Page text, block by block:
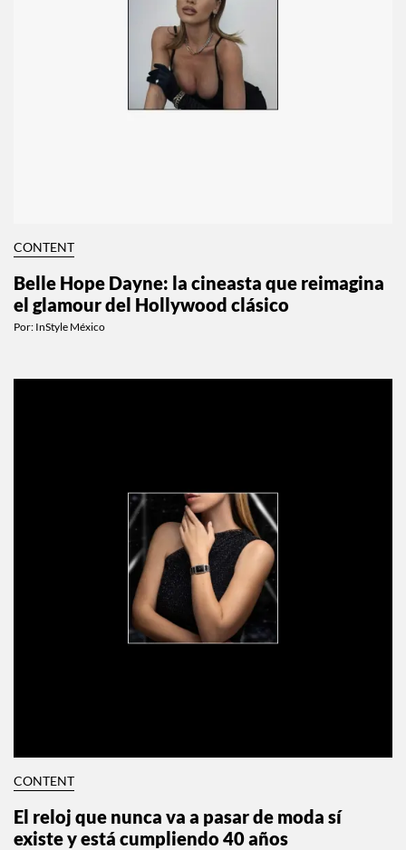
CONTENT
Belle Hope Dayne: la cineasta que reimagina
el glamour del Hollywood clásico
Por: InStyle México
CONTENT
El reloj que nunca va a pasar de moda sí
existe y está cumpliendo 40 años